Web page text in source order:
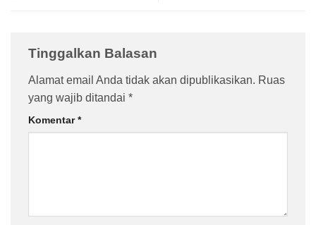
Tinggalkan Balasan
Alamat email Anda tidak akan dipublikasikan. Ruas
yang wajib ditandai *
Komentar*